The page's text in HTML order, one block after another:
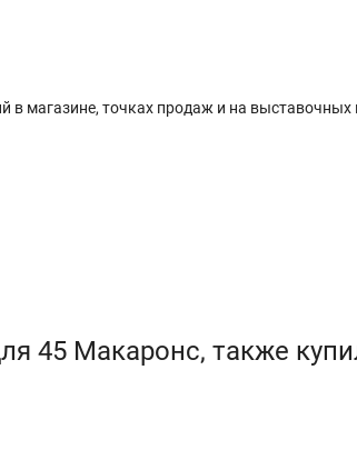
в магазине, точках продаж и на
45 Макаронс, также